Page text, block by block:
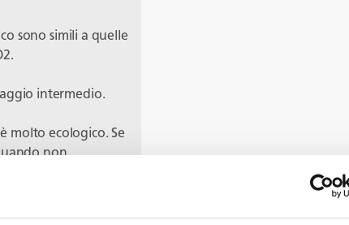
sono simili a quelle
2.
intermedio.
molto ecologico. Se
non
sono altri
etanolo e altri.